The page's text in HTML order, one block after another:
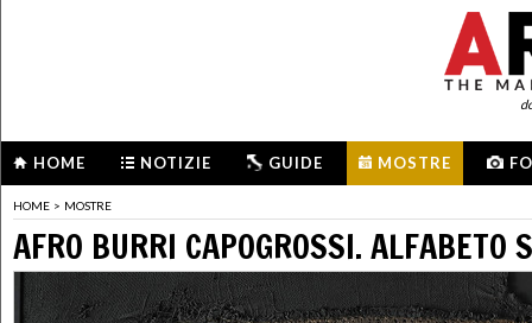
HOME NOTIZIE GUIDE MOSTRE
HOME > MOSTRE
AFRO BURRI CAPOGROSSI. ALFABETO